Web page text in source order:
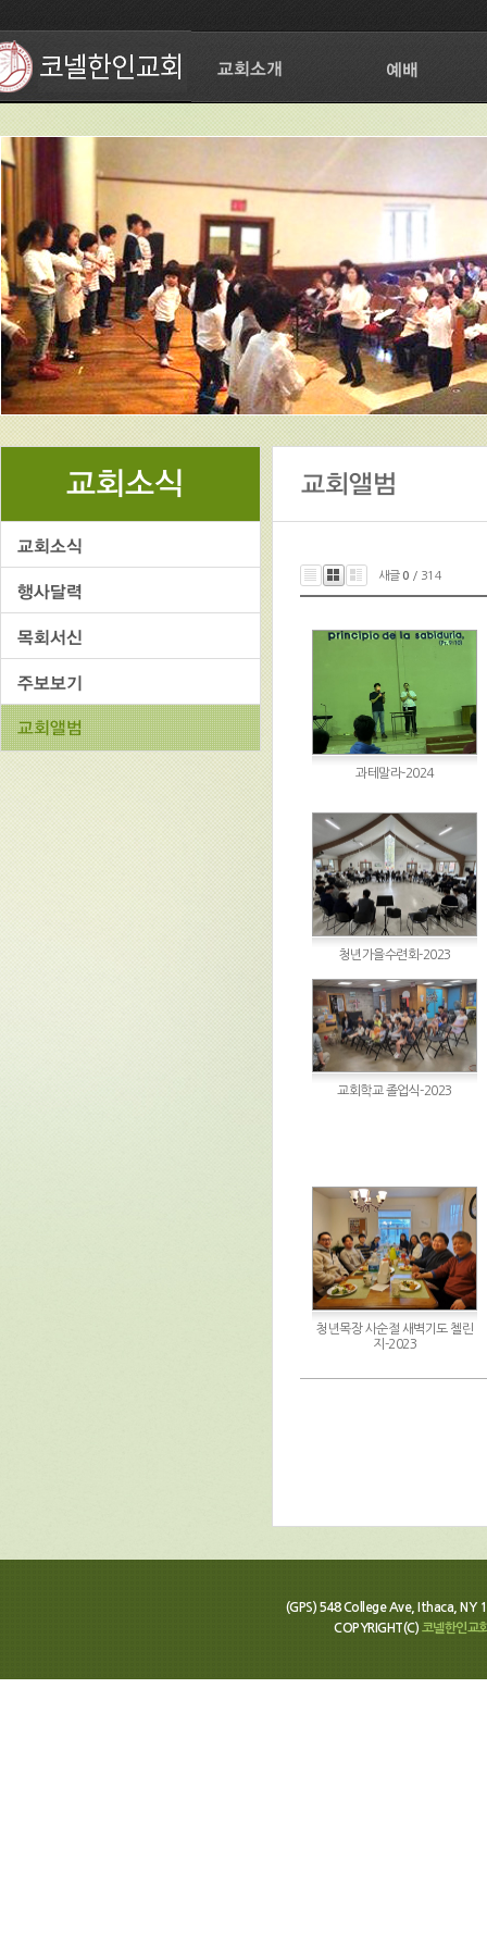
새글0 / 314
과테말라-2024
청년가을수련회-2023
교회학교 졸업식-2023
청년목장 사순절 새벽기도 첼린
지-2023
(GPS) 548 College Ave, Ithaca,
COPYRIGHT(C) 코넬한인교